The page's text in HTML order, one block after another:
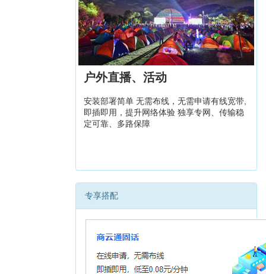
户外直播、活动
安装部署简单 无需布线，无需申请有线宽带,
即插即用，提升网络体验 独享专网、传输稳
定可靠、多路保障
专享搭配